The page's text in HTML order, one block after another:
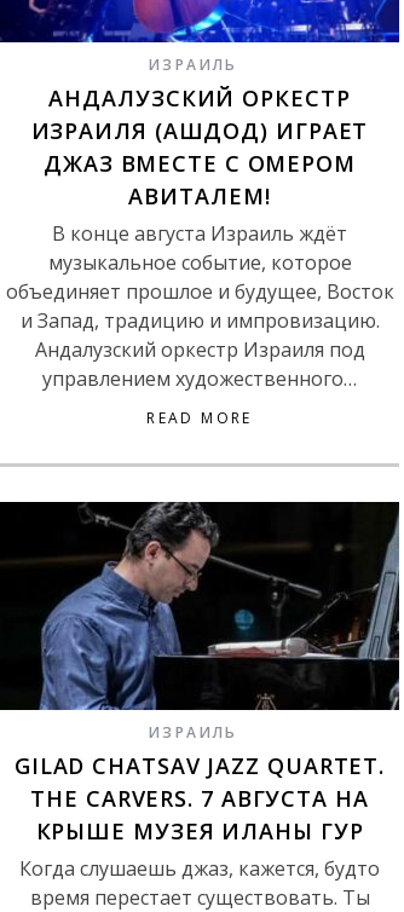
ИЗРАИЛЬ
АНДАЛУЗСКИЙ ОРКЕСТР
ИЗРАИЛЯ (АШДОД) ИГРАЕТ
ДЖАЗ ВМЕСТЕ С ОМЕРОМ
АВИТАЛЕМ!
В конце августа Израиль ждёт
музыкальное событие, которое
объединяет прошлое и будущее, Восток
и Запад, традицию и импровизацию.
Андалузский оркестр Израиля под
управлением художественного…
READ MORE
ИЗРАИЛЬ
GILAD CHATSAV JAZZ QUARTET.
THE CARVERS. 7 АВГУСТА НА
КРЫШЕ МУЗЕЯ ИЛАНЫ ГУР
Когда слушаешь джаз, кажется, будто
время перестает существовать. Ты